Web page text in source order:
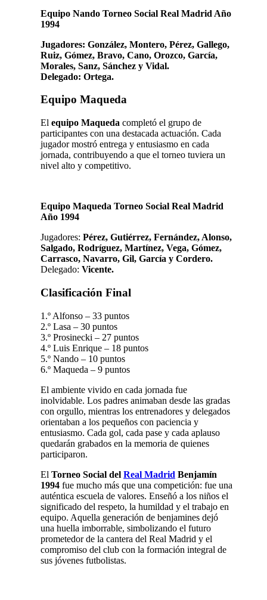
Equipo Nando Torneo Social Real Madrid Año
1994
Jugadores: González, Montero, Pérez, Gallego,
Ruiz, Gómez, Bravo, Cano, Orozco, García,
Morales, Sanz, Sánchez y Vidal.
Delegado: Ortega.
Equipo Maqueda
El equipo Maqueda completó el grupo de
participantes con una destacada actuación. Cada
jugador mostró entrega y entusiasmo en cada
jornada, contribuyendo a que el torneo tuviera un
nivel alto y competitivo.
Equipo Maqueda Torneo Social Real Madrid
Año 1994
Jugadores: Pérez, Gutiérrez, Fernández, Alonso,
Salgado, Rodríguez, Martínez, Vega, Gómez,
Carrasco, Navarro, Gil, García y Cordero.
Delegado: Vicente.
Clasificación Final
1.º Alfonso – 33 puntos
2.º Lasa – 30 puntos
3.º Prosinecki – 27 puntos
4.º Luis Enrique – 18 puntos
5.º Nando – 10 puntos
6.º Maqueda – 9 puntos
El ambiente vivido en cada jornada fue
inolvidable. Los padres animaban desde las gradas
con orgullo, mientras los entrenadores y delegados
orientaban a los pequeños con paciencia y
entusiasmo. Cada gol, cada pase y cada aplauso
quedarán grabados en la memoria de quienes
participaron.
El Torneo Social del Real Madrid Benjamín
1994 fue mucho más que una competición: fue una
auténtica escuela de valores. Enseñó a los niños el
significado del respeto, la humildad y el trabajo en
equipo. Aquella generación de benjamines dejó
una huella imborrable, simbolizando el futuro
prometedor de la cantera del Real Madrid y el
compromiso del club con la formación integral de
sus jóvenes futbolistas.